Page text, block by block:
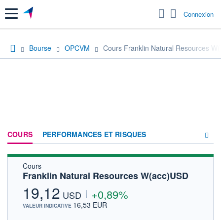
Menu Connexion
Bourse OPCVM Cours Franklin Natural Resources
COURS PERFORMANCES ET RISQUES
Cours
Franklin Natural Resources W(acc)USD
19,12 USD +0,89%
VALEUR INDICATIVE 16,53 EUR